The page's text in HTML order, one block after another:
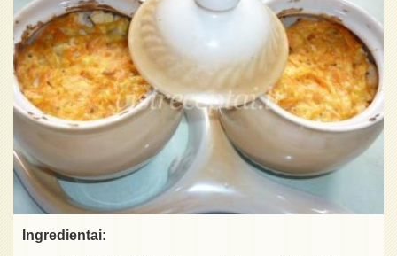
Ingredientai: